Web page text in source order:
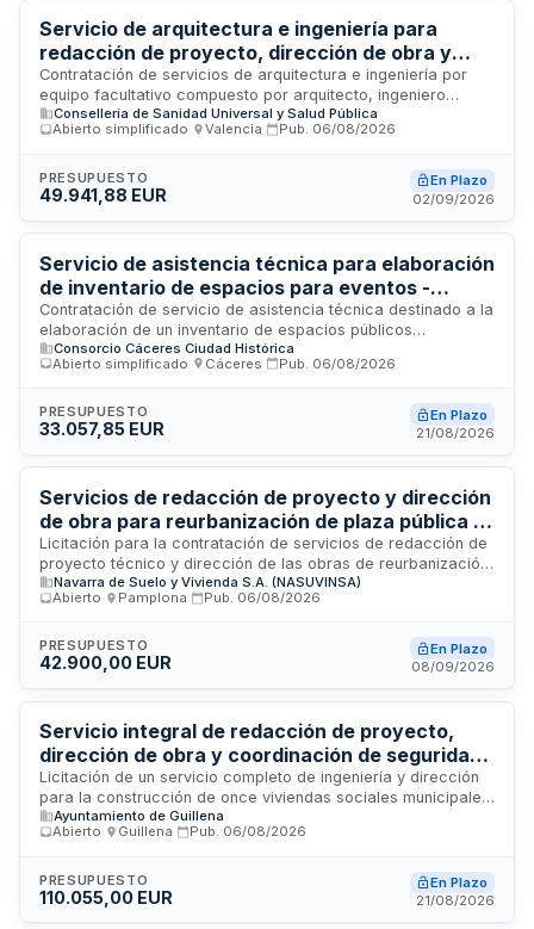
Servicio de arquitectura e ingeniería para
redacción de proyecto, dirección de obra y
coordinación de seguridad del Centro de
Atención Urgente del Centro de Salud el Clot de
Paterna
Contratación de servicios de arquitectura e ingeniería por
equipo facultativo compuesto por arquitecto, ingeniero
industrial o técnico industrial, y arquitecto técnico para la
redacción del proyecto, dirección de obra y coordinación de
de Paterna destinada a la implantación de un Centro de
Atención Urgente de funcionamiento veinticuatro horas,
de Vilanova-Llíria.
Consellería de Sanidad Universal y Salud Pública
Abierto simplificado
Valencia Pub. 06/08/2026
PRESUPUESTO
49.941,88 EUR
En Plazo
02/09/2026
Servicio de asistencia técnica para elaboración
de inventario de espacios para eventos -
Consorcio Cáceres Ciudad Histórica
Contratación de servicio de asistencia técnica destinado a la
elaboración de un inventario de espacios públicos
disponibles para la celebración de eventos en la ciudad
histórica de Cáceres. Este inventario se integrará en el nuevo
y catalogar los espacios adecuados para actividades y
eventos de carácter público. El Consorcio Cáceres Ciudad
se tramita mediante procedimiento abierto simplificado con
pluralidad de criterios.
Consorcio Cáceres Ciudad Histórica
Abierto simplificado
Cáceres Pub. 06/08/2026
PRESUPUESTO
33.057,85 EUR
En Plazo
21/08/2026
Servicios de redacción de proyecto y dirección
de obra para reurbanización de plaza pública -
Navarra de Suelo y Vivienda S.A.
Licitación para la contratación de servicios de redacción de
proyecto técnico y dirección de las obras de reurbanización
de la plaza Río Arga en Barañain. El contrato incluye la
elaboración completa del proyecto ejecutivo y, en su caso,
remodelación del espacio público. Los trabajos se realizan
bajo la supervisión de Navarra de Suelo y Vivienda S.A.,
urbanísticas en Navarra. El importe de licitación asciende a
treinta y nueve mil euros.
Navarra de Suelo y Vivienda S.A. (NASUVINSA)
Abierto
Pamplona Pub. 06/08/2026
PRESUPUESTO
42.900,00 EUR
En Plazo
08/09/2026
Servicio integral de redacción de proyecto,
dirección de obra y coordinación de seguridad
para construcción de viviendas sociales
municipales en Las Pajanosas
Licitación de un servicio completo de ingeniería y dirección
para la construcción de once viviendas sociales municipales
en la localidad de Las Pajanosas. El contrato incluye la
redacción del proyecto básico y de ejecución, la
obra, la dirección de ejecución y la coordinación de
seguridad y salud durante toda la fase de construcción. El
Ayuntamiento de Guillena
Abierto
Guillena Pub. 06/08/2026
PRESUPUESTO
110.055,00 EUR
En Plazo
21/08/2026